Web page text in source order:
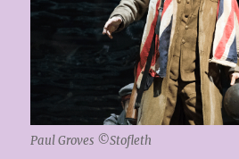
Paul Groves ©Stofleth